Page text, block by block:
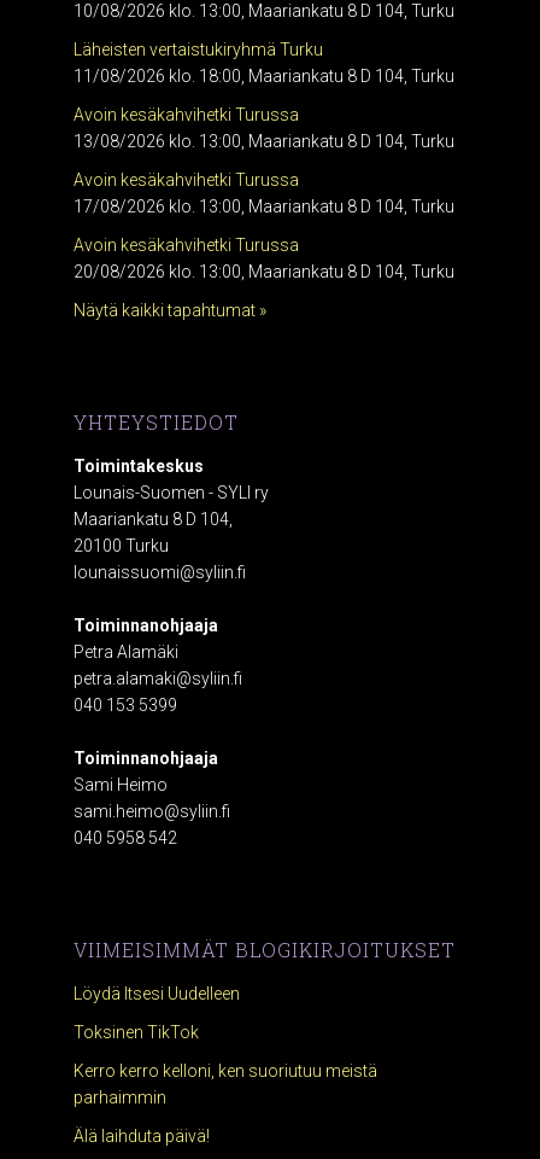
10/08/2026 klo. 13:00, Maariankatu 8 D 104, Turku
Läheisten vertaistukiryhmä Turku
11/08/2026 klo. 18:00, Maariankatu 8 D 104, Turku
Avoin kesäkahvihetki Turussa
13/08/2026 klo. 13:00, Maariankatu 8 D 104, Turku
Avoin kesäkahvihetki Turussa
17/08/2026 klo. 13:00, Maariankatu 8 D 104, Turku
Avoin kesäkahvihetki Turussa
20/08/2026 klo. 13:00, Maariankatu 8 D 104, Turku
Näytä kaikki tapahtumat »
YHTEYSTIEDOT
Toimintakeskus
Lounais-Suomen - SYLI ry
Maariankatu 8 D 104,
20100 Turku
lounaissuomi@syliin.fi
Toiminnanohjaaja
Petra Alamäki
petra.alamaki@syliin.fi
040 153 5399
Toiminnanohjaaja
Sami Heimo
sami.heimo@syliin.fi
040 5958 542
VIIMEISIMMÄT BLOGIKIRJOITUKSET
Löydä Itsesi Uudelleen
Toksinen TikTok
Kerro kerro kelloni, ken suoriutuu meistä
parhaimmin
Älä laihduta päivä!